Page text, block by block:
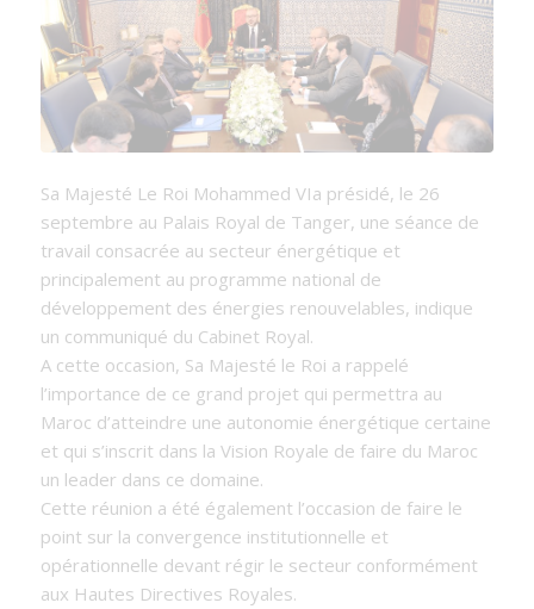
Sa Majesté Le Roi Mohammed VIa présidé, le 26
septembre au Palais Royal de Tanger, une séance de
travail consacrée au secteur énergétique et
principalement au programme national de
développement des énergies renouvelables, indique
un communiqué du Cabinet Royal.
A cette occasion, Sa Majesté le Roi a rappelé
l’importance de ce grand projet qui permettra au
Maroc d’atteindre une autonomie énergétique certaine
et qui s’inscrit dans la Vision Royale de faire du Maroc
un leader dans ce domaine.
Cette réunion a été également l’occasion de faire le
point sur la convergence institutionnelle et
opérationnelle devant régir le secteur conformément
aux Hautes Directives Royales.